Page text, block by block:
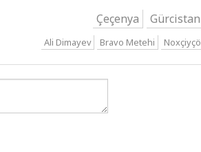
Çeçenya Gürcistan
Ali Dimayev Bravo Metehi Noxçiyçö